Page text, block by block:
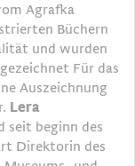
Agrafka
Büchern
und wurden
Für das
Auszeichnung
Lera
seit beginn des
Direktorin des